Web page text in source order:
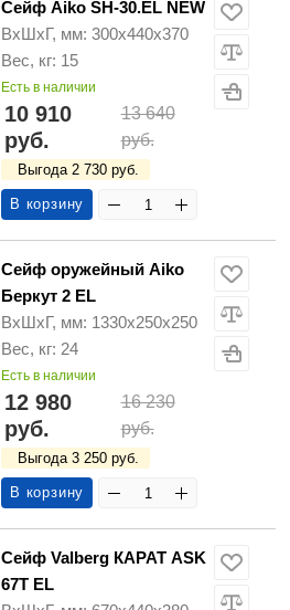
Сейф Aiko SH-30.EL NEW
ВхШхГ, мм: 300х440х370
Вес, кг: 15
Есть в наличии
10 910
руб.
13 640
руб.
Выгода 2 730 руб.
В корзину
Сейф оружейный Aiko
Беркут 2 EL
ВхШхГ, мм: 1330х250х250
Вес, кг: 24
Есть в наличии
12 980
руб.
16 230
руб.
Выгода 3 250 руб.
В корзину
Сейф Valberg КАРАТ ASK
67T EL